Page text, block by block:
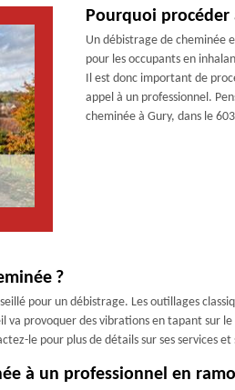
Pourquoi procéder
Un débistrage de cheminée
pour les occupants en
Il est donc important de
appel à un professionnel.
cheminée à Gury, dans le
?
pour un débistrage. Les outillages
provoquer des vibrations en tapant sur
le pour plus de détails sur ses services
à un professionnel en